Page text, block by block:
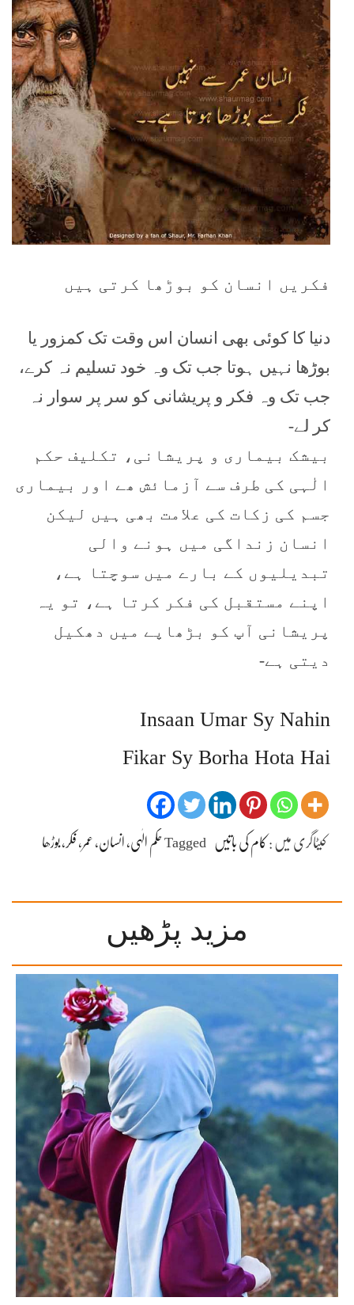
فکریں انسان کو بوڑھا کرتی ہیں
دنیا کا کوئی بھی انسان اس وقت تک کمزور یا
بوڑھا نہیں ہوتا جب تک وہ خود تسلیم نہ کرے،
جب تک وہ فکر و پریشانی کو سر پر سوار نہ
کر لے-
بیشک بیماری و پریشانی، تکلیف حکم
الٰہی کی طرف سے آزمائش ھے اور بیماری
جسم کی زکات کی علامت بھی ہیں لیکن
انسان زنداگی میں ہونے والی
تبدیلیوں کے بارے میں سوچتا ہے،
اپنے مستقبل کی فکر کرتا ہے، تو یہ
پریشانی آپ کو بڑھاپے میں دھکیل
دیتی ہے-
Insaan Umar Sy Nahin
Fikar Sy Borha Hota Hai
کیٹاگری میں : کام کی باتیں Tagged حکم الٰہی، انسان، عمر، فکر، بوڑھا
مزید پڑھیں